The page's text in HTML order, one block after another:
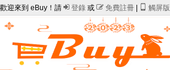
歡迎來到 eBuy！請  登錄 或  免費註冊 觸屏版